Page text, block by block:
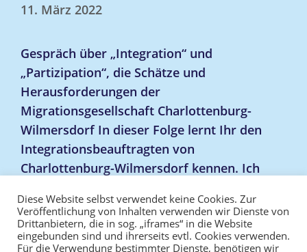
11. März 2022
Gespräch über „Integration“ und
„Partizipation“, die Schätze und
Herausforderungen der
Migrationsgesellschaft Charlottenburg-
Wilmersdorf In dieser Folge lernt Ihr den
Integrationsbeauftragten von
Charlottenburg-Wilmersdorf kennen. Ich
Migrationsgeschichte …Weiterlesen …
Diese Website selbst verwendet keine Cookies. Zur
Veröffentlichung von Inhalten verwenden wir Dienste von
Drittanbietern, die in sog. „iframes“ in die Website
eingebunden sind und ihrerseits evtl. Cookies verwenden.
Für die Verwendung bestimmter Dienste, benötigen wir